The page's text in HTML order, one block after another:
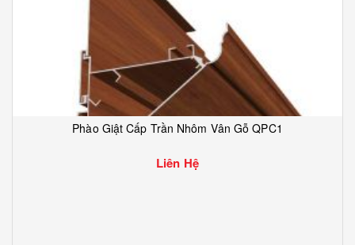
Phào Giật Cấp Trần Nhôm Vân Gỗ QPC1
Liên Hệ